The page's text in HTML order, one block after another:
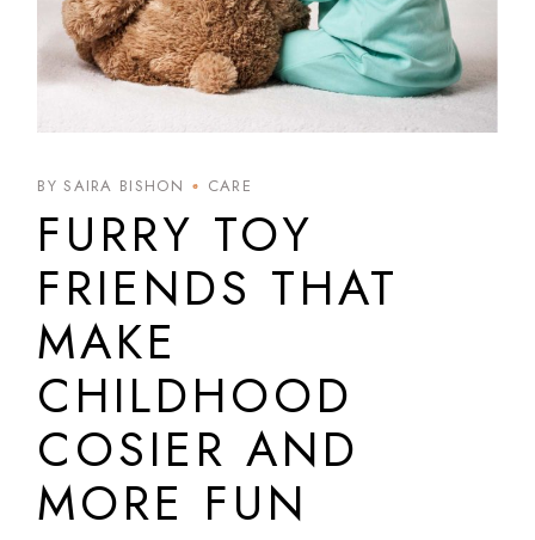
BY SAIRA BISHON CARE
FURRY TOY
FRIENDS THAT
MAKE
CHILDHOOD
COSIER AND
MORE FUN